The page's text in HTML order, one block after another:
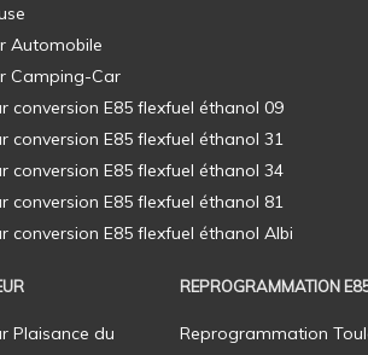
Plaisance du
REPROGRAMMATION
Reprogrammation
Automobile
Camping-Car
E85 flexfuel éthanol 09
E85 flexfuel éthanol 31
E85 flexfuel éthanol 34
E85 flexfuel éthanol 81
E85 flexfuel éthanol Albi